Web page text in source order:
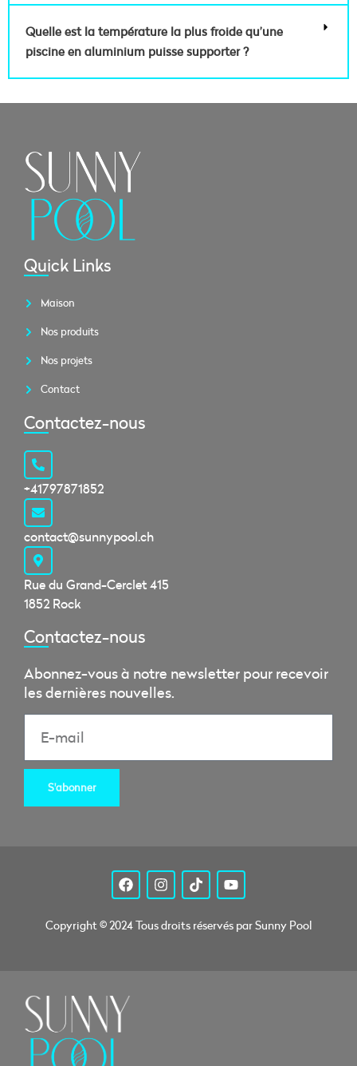
Quelle est la température la plus froide qu’une
piscine en aluminium puisse supporter ?
Quick Links
Maison
Nos produits
Nos projets
Contact
Contactez-nous
+41797871852
contact@sunnypool.ch
Rue du Grand-Cerclet 415
1852 Rock
Contactez-nous​
Abonnez-vous à notre newsletter pour recevoir
les dernières nouvelles.
S'abonner
Copyright © 2024 Tous droits réservés par Sunny Pool